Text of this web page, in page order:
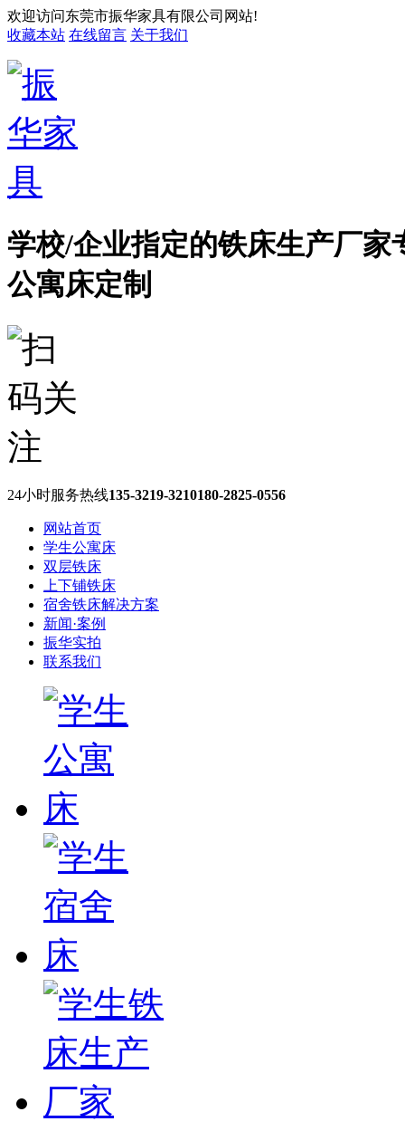
欢迎访问东莞市振华家具有限公司网站!
收藏本站 在线留言 关于我们
学校/企业指定的铁床生产厂家
公寓床定制
24小时服务热线135-3219-3210180-2825-0556
网站首页
学生公寓床
双层铁床
上下铺铁床
宿舍铁床解决方案
新闻·案例
振华实拍
联系我们